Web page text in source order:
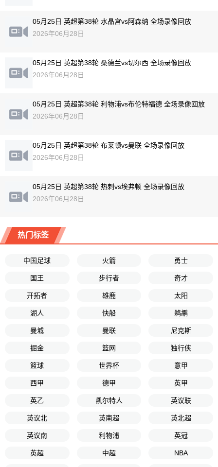
05月25日 英超第38轮 水晶宫vs阿森纳 全场录像回放
2026年06月28日
05月25日 英超第38轮 桑德兰vs切尔西 全场录像回放
2026年06月28日
05月25日 英超第38轮 利物浦vs布伦特福德 全场录像回放
2026年06月28日
05月25日 英超第38轮 布莱顿vs曼联 全场录像回放
2026年06月28日
05月25日 英超第38轮 热刺vs埃弗顿 全场录像回放
2026年06月28日
热门标签
中国足球 火箭 勇士
国王 步行者 奇才
开拓者 雄鹿 太阳
湖人 快船 鹈鹕
曼城 曼联 尼克斯
掘金 篮网 独行侠
篮球 世界杯 意甲
西甲 德甲 英甲
英乙 凯尔特人 英议联
英议北 英南超 英北超
英议南 利物浦 英冠
英超 中超 NBA